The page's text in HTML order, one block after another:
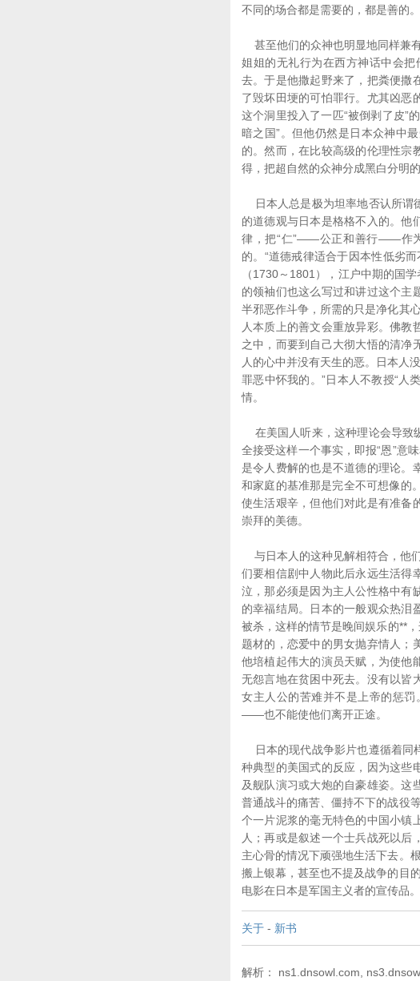
不同的场合都是需要的，都是善的。
甚至他们的众神也明显地同样兼
姐姐的无礼行为在西方神话中会
去。于是他撒起野来了，把粪便撒
了毁坏田埂的可怕罪行。尤其凶
这个洞里投入了一匹“被倒剥了皮”
暗之国”。但他仍然是日本众神中
的。然而，在比较高级的伦理性宗
得，把超自然的众神分成黑白分明
日本人总是极为坦率地否认所谓
的道德观与日本是格格不入的。他
律，把“仁”——公正和善行——作为
的。“道德戒律适合于因本性低劣
（1730～1801），江户中期的国
的领袖们也这么写过和讲过这个主
半邪恶作斗争，所需的只是净化其
人本质上的善文会重放异彩。佛
之中，而要到自己大彻大悟的清净
人的心中并没有天生的恶。日本人
罪恶中怀我的。”日本人不教授“人
情。
在美国人听来，这种理论会导致
全接受这样一个事实，即报“恩”意
是令人费解的也是不道德的理论。
和家庭的基准那是完全不可想像的
使生活艰辛，但他们对此是有准备
崇拜的美德。
与日本人的这种见解相符合，他
们要相信剧中人物此后永远生活得
泣，那必须是因为主人公性格中有
的幸福结局。日本的一般观众热泪
被杀，这样的情节是晚间娱乐的**
题材的，恋爱中的男女抛弃情人；
他培植起伟大的演员天赋，为使他
无怨言地在贫困中死去。没有以皆
女主人公的苦难并不是上帝的惩
——也不能使他们离开正途。
日本的现代战争影片也遵循着同
种典型的美国式的反应，因为这些
及舰队演习或大炮的自豪雄姿。这
普通战斗的痛苦、僵持不下的战役
个一片泥浆的毫无特色的中国小镇
人；再或是叙述一个士兵战死以后
主心骨的情况下顽强地生活下去。
搬上银幕，甚至也不提及战争的目
电影在日本是军国主义者的宣传品
关于 - 新书
解析： ns1.dnsowl.com,